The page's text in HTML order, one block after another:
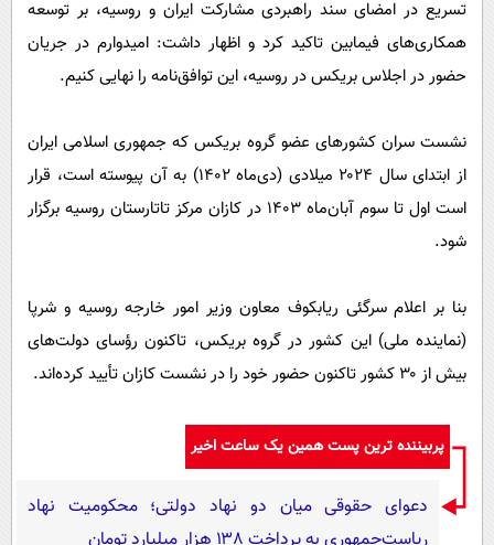
تسریع در امضای سند راهبردی مشارکت ایران و روسیه، بر توسعه
همکاری‌های فیمابین تاکید کرد و اظهار داشت:‌ امیدوارم در جریان
حضور در اجلاس بریکس در روسیه، این توافق‌نامه را نهایی کنیم.
نشست سران کشورهای عضو گروه بریکس که جمهوری اسلامی ایران
از ابتدای سال ۲۰۲۴ میلادی (دی‌ماه ۱۴۰۲) به آن پیوسته است، قرار
است اول تا سوم آبان‌ماه ۱۴۰۳ در کازان مرکز تاتارستان روسیه برگزار
شود.
بنا بر اعلام سرگئی ریابکوف معاون وزیر امور خارجه روسیه و شرپا
(نماینده ملی) این کشور در گروه بریکس، تاکنون رؤسای دولت‌های
بیش از ۳۰ کشور تاکنون حضور خود را در نشست کازان تأیید کرده‌اند.
پربیننده ترین پست همین یک ساعت اخیر
دعوای حقوقی میان دو نهاد دولتی؛ محکومیت نهاد